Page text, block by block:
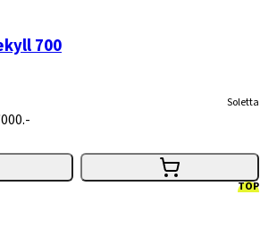
TOP
700
Soletta